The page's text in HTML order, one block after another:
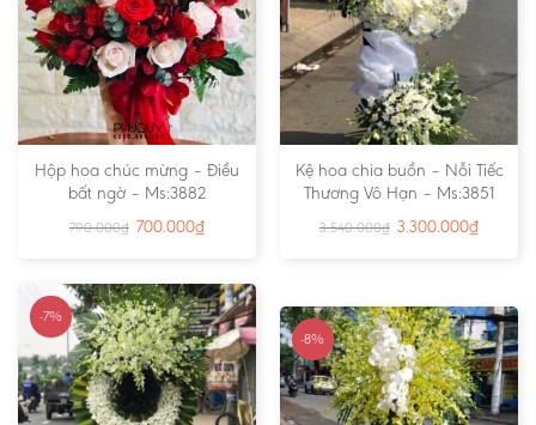
Hộp hoa chúc mừng – Điều
bất ngờ – Ms:3882
790.000₫ 700.000₫
Kệ hoa chia buồn – Nỗi Tiếc
Thương Vô Hạn – Ms:3851
3.540.000₫ 3.300.000₫
-7%
-8%